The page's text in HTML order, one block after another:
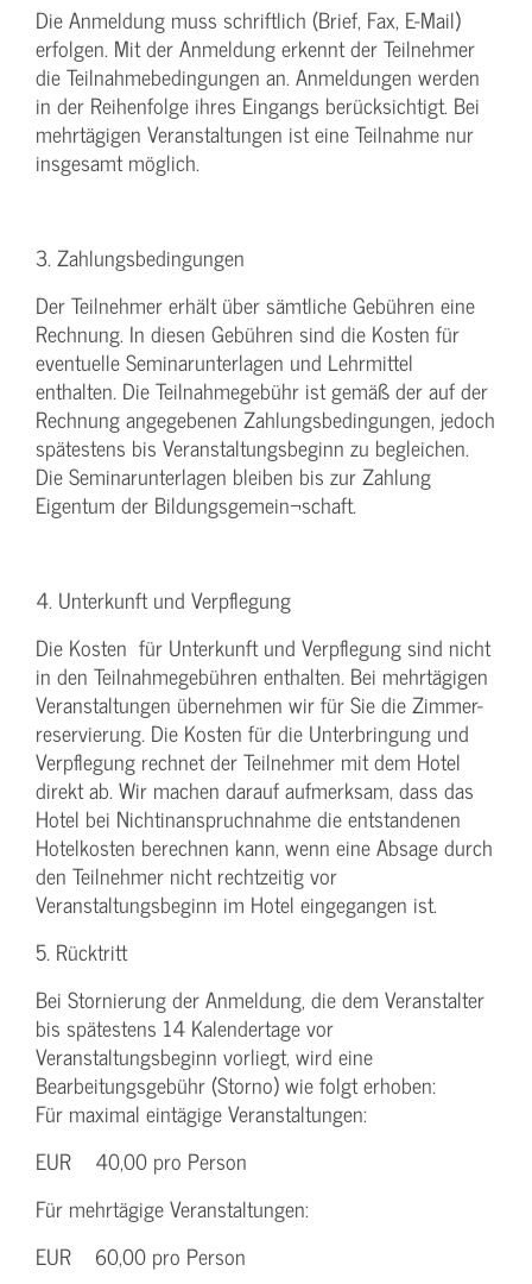
Die Anmeldung muss schriftlich (Brief, Fax, E-Mail)
erfolgen. Mit der Anmeldung erkennt der Teilnehmer
die Teilnahmebedingungen an. Anmeldungen werden
in der Reihenfolge ihres Eingangs berücksichtigt. Bei
mehrtägigen Veranstaltungen ist eine Teilnahme nur
insgesamt möglich.
3. Zahlungsbedingungen
Der Teilnehmer erhält über sämtliche Gebühren eine
Rechnung. In diesen Gebühren sind die Kosten für
eventuelle Seminarunterlagen und Lehrmittel
enthalten. Die Teilnahmegebühr ist gemäß der auf der
Rechnung angegebenen Zahlungsbedingungen, jedoch
spätestens bis Veranstaltungsbeginn zu begleichen.
Die Seminarunterlagen bleiben bis zur Zahlung
Eigentum der Bildungsgemein¬schaft.
4. Unterkunft und Verpflegung
Die Kosten für Unterkunft und Verpflegung sind nicht
in den Teilnahmegebühren enthalten. Bei mehrtägigen
Veranstaltungen übernehmen wir für Sie die Zimmer-
reservierung. Die Kosten für die Unterbringung und
Verpflegung rechnet der Teilnehmer mit dem Hotel
direkt ab. Wir machen darauf aufmerksam, dass das
Hotel bei Nichtinanspruchnahme die entstandenen
Hotelkosten berechnen kann, wenn eine Absage durch
den Teilnehmer nicht rechtzeitig vor
Veranstaltungsbeginn im Hotel eingegangen ist.
5. Rücktritt
Bei Stornierung der Anmeldung, die dem Veranstalter
bis spätestens 14 Kalendertage vor
Veranstaltungsbeginn vorliegt, wird eine
Bearbeitungsgebühr (Storno) wie folgt erhoben:
Für maximal eintägige Veranstaltungen:
EUR 40,00 pro Person
Für mehrtägige Veranstaltungen:
EUR 60,00 pro Person